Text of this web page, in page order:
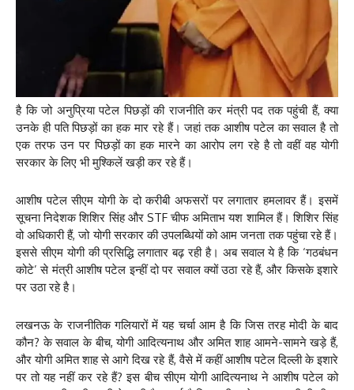
है कि जो अनुप्रिया पटेल पिछड़ों की राजनीति कर मंत्री पद तक पहुंची हैं, क्या
उनके ही पति पिछड़ों का हक मार रहे हैं। जहां तक आशीष पटेल का सवाल है तो
एक तरफ उन पर पिछड़ों का हक मारने का आरोप लग रहे है तो वहीं वह योगी
सरकार के लिए भी मुश्किलें खड़ी कर रहे हैं।
आशीष पटेल सीएम योगी के दो करीबी अफसरों पर लगातार हमलावर हैं। इसमें
सूचना निदेशक शिशिर सिंह और STF चीफ अमिताभ यश शामिल हैं। शिशिर सिंह
वो अधिकारी हैं, जो योगी सरकार की उपलब्धियों को आम जनता तक पहुंचा रहे हैं।
इससे सीएम योगी की प्रसिद्धि लगातार बढ़ रही है। अब सवाल ये है कि ‘गठबंधन
कोटे’ से मंत्री आशीष पटेल इन्हीं दो पर सवाल क्यों उठा रहे हैं, और किसके इशारे
पर उठा रहे है।
लखनऊ के राजनीतिक गलियारों में यह चर्चा आम है कि जिस तरह मोदी के बाद
कौन? के सवाल के बीच, योगी आदित्यनाथ और अमित शाह आमने-सामने खड़े हैं,
और योगी अमित शाह से आगे दिख रहे हैं, वैसे में कहीं आशीष पटेल दिल्ली के इशारे
पर तो यह नहीं कर रहे हैं? इस बीच सीएम योगी आदित्यनाथ ने आशीष पटेल को